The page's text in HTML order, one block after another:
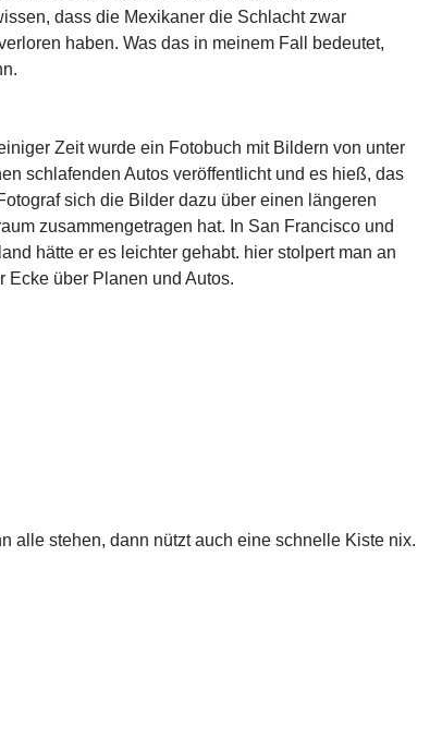
dass die Mexikaner die Schlacht zwar
haben. Was das in meinem Fall bedeutet,
Zeit wurde ein Fotobuch mit Bildern von unter
schlafenden Autos veröffentlicht und es hieß, das
sich die Bilder dazu über einen längeren
zusammengetragen hat. In San Francisco und
hätte er es leichter gehabt. hier stolpert man an
Ecke über Planen und Autos.
alle stehen, dann nützt auch eine schnelle Kiste nix.